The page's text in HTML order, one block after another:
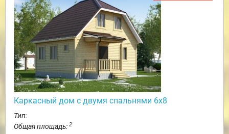
Каркасный дом с двумя спальнями 6х8
Тип:
Общая площадь: 2